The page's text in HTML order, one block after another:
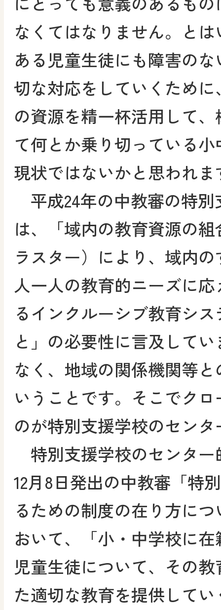
なくてはなりません。と
ある児童生徒にも障害の
切な対応をしていくため
の資源を精一杯活用して
て何とか乗り切っている
現状ではないかと思われま
平成24年の中教審の特別
は、「域内の教育資源の
ラスター）により、域内
人一人の教育的ニーズに
るインクルーシブ教育シ
と」の必要性に言及して
なく、地域の関係機関等
いうことです。そこでク
のが特別支援学校のセン
特別支援学校のセンター
12月8日発出の中教審「特
るための制度の在り方に
おいて、「小・中学校に
児童生徒について、その
た適切な教育を提供して